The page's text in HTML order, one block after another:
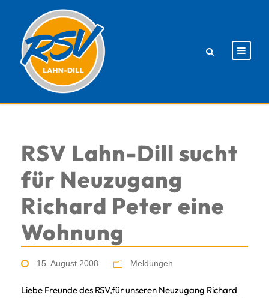
RSV Lahn-Dill sucht
für Neuzugang
Richard Peter eine
Wohnung
15. August 2008 Meldungen
Liebe Freunde des RSV,für unseren Neuzugang Richard